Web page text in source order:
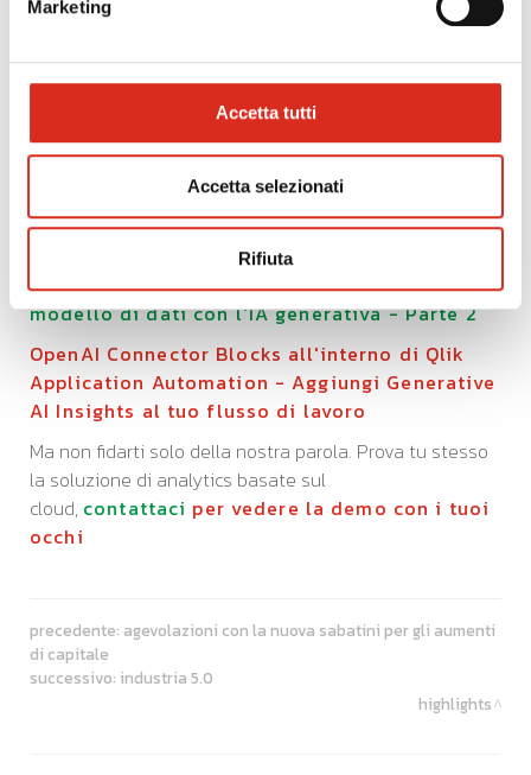
Marketing
Accetta tutti
Accetta selezionati
Rifiuta
suggerire nuove funzionalità del prodotto, non esitare a
Guarda questi altri video di accompagnamento per
acquisire familiarità con il funzionamento dei connettori
OpenAI Analytics con Qlik Cloud Analytics:
OpenAI Analytics Connector - Incorpora
informazioni dettagliate sull'IA generativa -
OpenAI Analytics Connector - Aumenta il tuo
modello di dati con l'IA generativa - Parte 2
OpenAI Connector Blocks all'interno di Qlik
Application Automation - Aggiungi Generative
AI Insights al tuo flusso di lavoro
Ma non fidarti solo della nostra parola. Prova tu stesso
la soluzione di analytics basate sul
cloud, contattaci per vedere la demo con i tuoi
occhi
precedente: agevolazioni con la nuova sabatini per gli aumenti
di capitale
successivo: industria 5.0
highlights